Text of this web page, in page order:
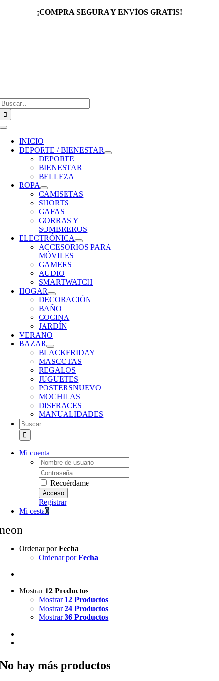
¡COMPRA SEGURA Y ENVÍOS GRATIS!
Toggle
Navigation
INICIO
DEPORTE / BIENESTAR
DEPORTE
BIENESTAR
BELLEZA
ROPA
CAMISETAS
SHORTS
GAFAS
GORRAS Y
SOMBREROS
ELECTRÓNICA
ACCESORIOS PARA
MÓVILES
GAMERS
AUDIO
SMARTWATCH
HOGAR
DECORACIÓN
BAÑO
COCINA
JARDÍN
VERANO
BAZAR
BLACKFRIDAY
MASCOTAS
REGALOS
JUGUETES
POSTERSNUEVO
MOCHILAS
DISFRACES
MANUALIDADES
Buscar:
Mi cuenta
Username:
Password:
Recuérdame
Registrar
Mi cesta0
neon
Ordenar porFecha
Ordenar porFecha
Mostrar 12 Productos
Mostrar 12 Productos
Mostrar24 Productos
Mostrar36 Productos
No hay más productos